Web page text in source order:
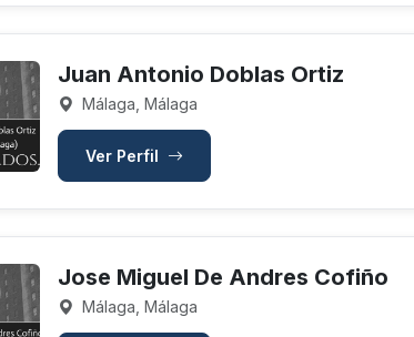
Juan Antonio Doblas Ortiz
Málaga, Málaga
Ver Perfil
Jose Miguel De Andres Cofiño
Málaga, Málaga